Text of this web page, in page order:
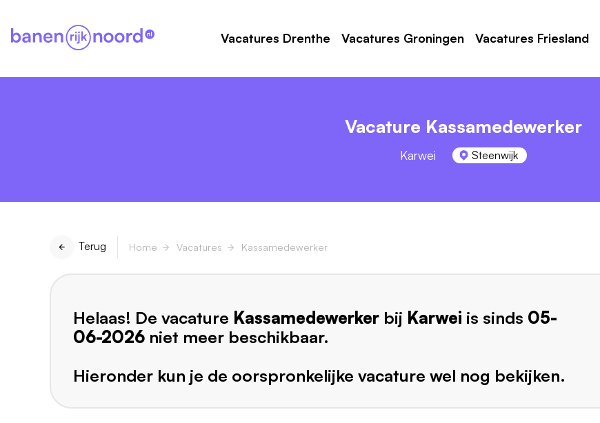
Vacatures Drenthe Vacatures Groningen Vacatures Friesland
Vacature Kassamedewerker
Karwei Steenwijk
Terug Home Vacatures Kassamedewerker
Helaas! De vacature Kassamedewerker bij Karwei is sinds 05-
06-2026 niet meer beschikbaar.
Hieronder kun je de oorspronkelijke vacature wel nog bekijken.